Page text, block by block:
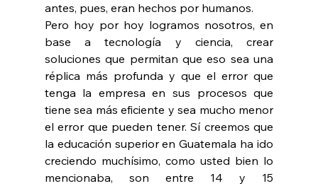
antes, pues, eran hechos por humanos.
Pero hoy por hoy logramos nosotros, en
base a tecnología y ciencia, crear
soluciones que permitan que eso sea una
réplica más profunda y que el error que
tenga la empresa en sus procesos que
tiene sea más eficiente y sea mucho menor
el error que pueden tener. Sí creemos que
la educación superior en Guatemala ha ido
creciendo muchísimo, como usted bien lo
mencionaba, son entre 14 y 15